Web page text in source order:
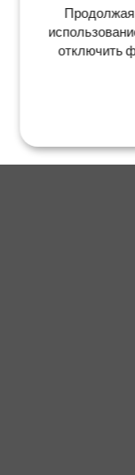
Продолжая
отключить